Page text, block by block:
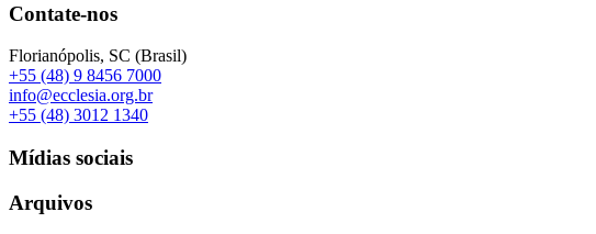
Contate-nos
Florianópolis, SC (Brasil)
+55 (48) 9 8456 7000
info@ecclesia.org.br
+55 (48) 3012 1340
Mídias sociais
Arquivos